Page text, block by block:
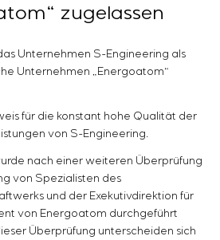
des
Labors
von Ausrüstung an den
Schulung des
zugelassen
Unternehmen S-Engineering als
Unternehmen „Energoatom“
für die konstant hohe Qualität der
von S-Engineering.
nach einer weiteren Überprüfung
von Spezialisten des
und der Exekutivdirektion für
von Energoatom durchgeführt
Überprüfung unterscheiden sich